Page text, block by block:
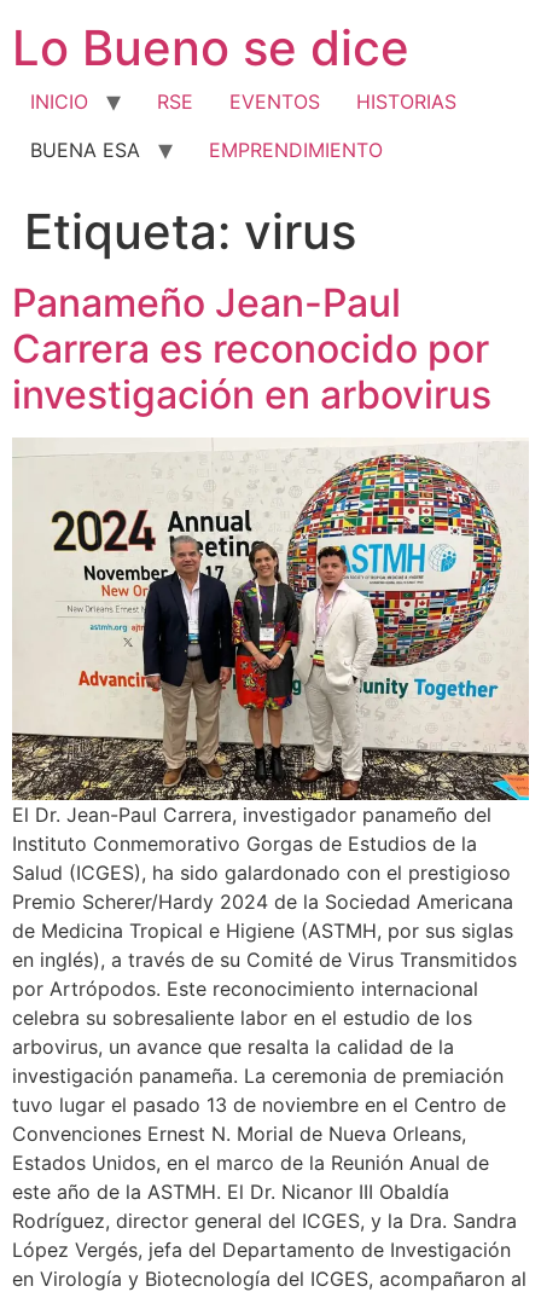
contenido
Lo Bueno se dice
INICIO RSE EVENTOS
HISTORIAS
BUENA ESA
EMPRENDIMIENTO
Etiqueta: virus
Panameño Jean-Paul
Carrera es reconocido por
investigación en arbovirus
El Dr. Jean-Paul Carrera, investigador panameño del
Instituto Conmemorativo Gorgas de Estudios de la
Salud (ICGES), ha sido galardonado con el prestigioso
Premio Scherer/Hardy 2024 de la Sociedad Americana
de Medicina Tropical e Higiene (ASTMH, por sus siglas
en inglés), a través de su Comité de Virus Transmitidos
por Artrópodos. Este reconocimiento internacional
celebra su sobresaliente labor en el estudio de los
arbovirus, un avance que resalta la calidad de la
investigación panameña. La ceremonia de premiación
tuvo lugar el pasado 13 de noviembre en el Centro de
Convenciones Ernest N. Morial de Nueva Orleans,
Estados Unidos, en el marco de la Reunión Anual de
este año de la ASTMH. El Dr. Nicanor III Obaldía
Rodríguez, director general del ICGES, y la Dra. Sandra
López Vergés, jefa del Departamento de Investigación
en Virología y Biotecnología del ICGES, acompañaron al